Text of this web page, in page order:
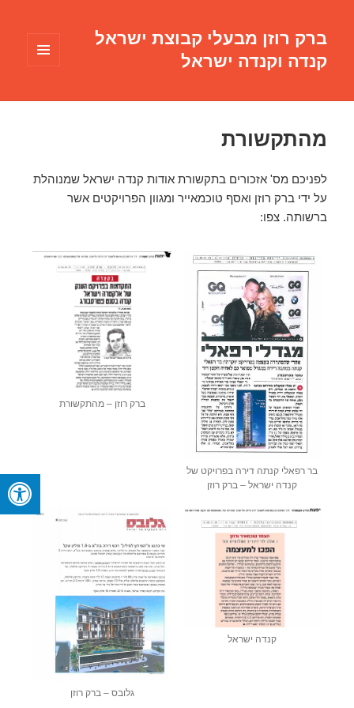
ברק רוזן מבעלי קבוצת ישראל
קנדה וקנדה ישראל
מהתקשורת
לפניכם מס' אזכורים בתקשורת אודות קנדה ישראל שמנוהלת
על ידי ברק רוזן ואסף טוכמאייר ומגוון הפרויקטים אשר
ברשותה. צפו:
בר רפאלי קנתה דירה בפרויקט של
קנדה ישראל – ברק רוזן
ברק רוזן – מהתקשורת
קנדה ישראל
גלובס – ברק רוזן